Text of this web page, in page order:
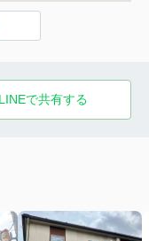
LINEで共有する